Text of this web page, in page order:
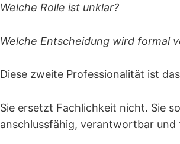
Welche Rolle ist unklar?
Welche Entscheidung wird formal
Diese zweite Professionalität ist
Sie ersetzt Fachlichkeit nicht. Sie
anschlussfähig, verantwortbar